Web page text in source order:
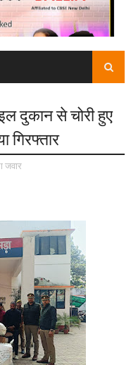
दुकान से चोरी हुए
गिरफ्तार
जवार